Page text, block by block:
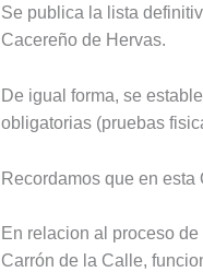
Se publica la lista
Cacereño de Hervas.
De igual forma, se
obligatorias (pruebas
Recordamos que en
En relacion al proceso
Carrón de la Calle,